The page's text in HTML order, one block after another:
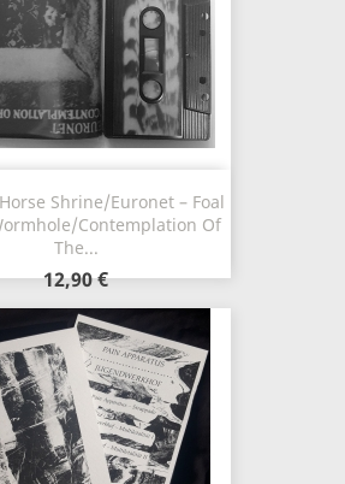
Shrine/Euronet – Foal
Contemplation Of
The...
12,90 €